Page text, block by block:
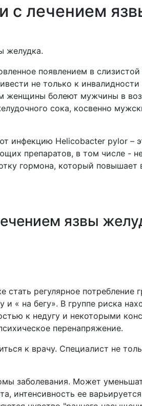
с лечением
желудка.
появлением в
не только к
болеют мужчины в
сока, косвенно
инфекцию Helicobacter pylor –
препаратов, в том числе -
гормона, который повышает
язвы
регулярное
« на бегу». В группе риска
к недугу и некоторыми
перенапряжение.
к врачу. Специалист не
заболевания. Может
интенсивность ее